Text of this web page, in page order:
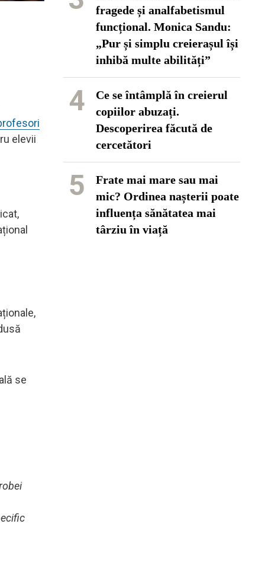
elevii
se
fragede și analfabetismul
funcțional. Monica Sandu:
„Pur și simplu creierașul își
inhibă multe abilități”
4
Ce se întâmplă în creierul
copiilor abuzați.
Descoperirea făcută de
cercetători
5
Frate mai mare sau mai
mic? Ordinea nașterii poate
influența sănătatea mai
târziu în viață